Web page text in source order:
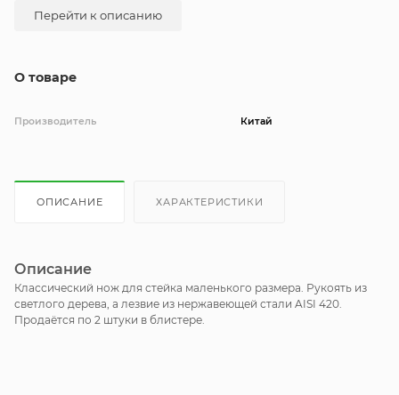
Перейти к описанию
О товаре
Производитель Китай
ОПИСАНИЕ ХАРАКТЕРИСТИКИ
Описание
Классический нож для стейка маленького размера. Рукоять из
светлого дерева, а лезвие из нержавеющей стали AISI 420.
Продаётся по 2 штуки в блистере.